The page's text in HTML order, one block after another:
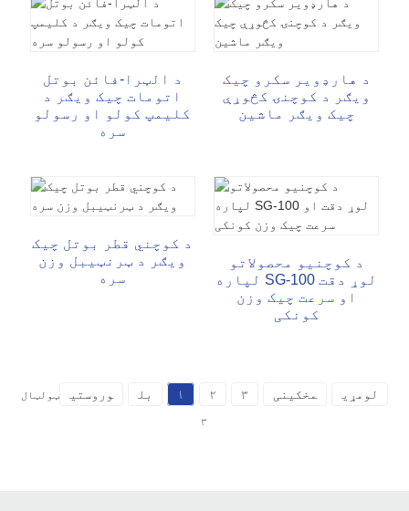
د الټرا-فائن بوتل
اتومات چیک ویګر د
کلیمپ کولو او رسولو
سره
د هارډویر سکرو چیک
ویګر د کوچنۍ کڅوړې
چیک ویګر ماشین
د کوچني قطر بوتل چیک
ویګر د ټرنټیبل وزن
سره
د کوچنیو محصولاتو
لپاره SG-100 لوړ دقت
او سرعت چیک وزن
کونکی
لومړی مخکینی ۱ ۲ ۳ بل وروستی ټولټال
۳